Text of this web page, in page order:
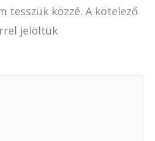
tesszük közzé. A kötelező
jelöltük